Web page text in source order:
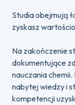
Studia obejmują
zyskasz
Na zakończenie
dokumentujące
nauczania
nabytej wiedzy i
kompetencji